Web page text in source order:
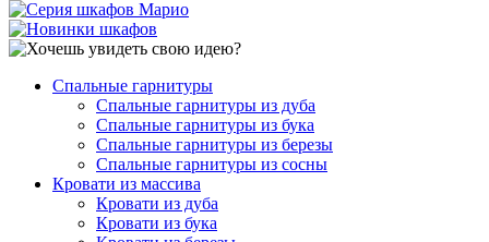
Спальные гарнитуры
Спальные гарнитуры из дуба
Спальные гарнитуры из бука
Спальные гарнитуры из березы
Спальные гарнитуры из сосны
Кровати из массива
Кровати из дуба
Кровати из бука